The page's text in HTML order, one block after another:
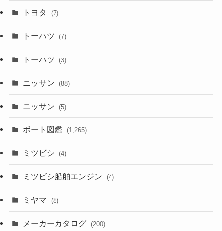
トヨタ (7)
トーハツ (7)
トーハツ (3)
ニッサン (88)
ニッサン (5)
ボート図鑑 (1,265)
ミツビシ (4)
ミツビシ船舶エンジン (4)
ミヤマ (8)
メーカーカタログ (200)